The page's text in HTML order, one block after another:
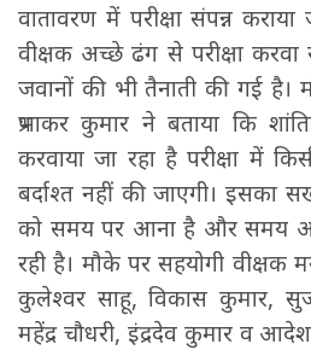
वातावरण में परीक्षा संपन्न
वीक्षक अच्छे ढंग से परीक्षा
जवानों की भी तैनाती की गई
प्रभाकर कुमार ने बताया कि
करवाया जा रहा है परीक्षा में
बर्दाश्त नहीं की जाएगी। इसका
को समय पर आना है और समय
रही है। मौके पर सहयोगी वीक्षक
कुलेश्वर साहू, विकास कुमार,
महेंद्र चौधरी, इंद्रदेव कुमार व